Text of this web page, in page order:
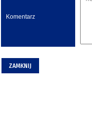
Komentarz